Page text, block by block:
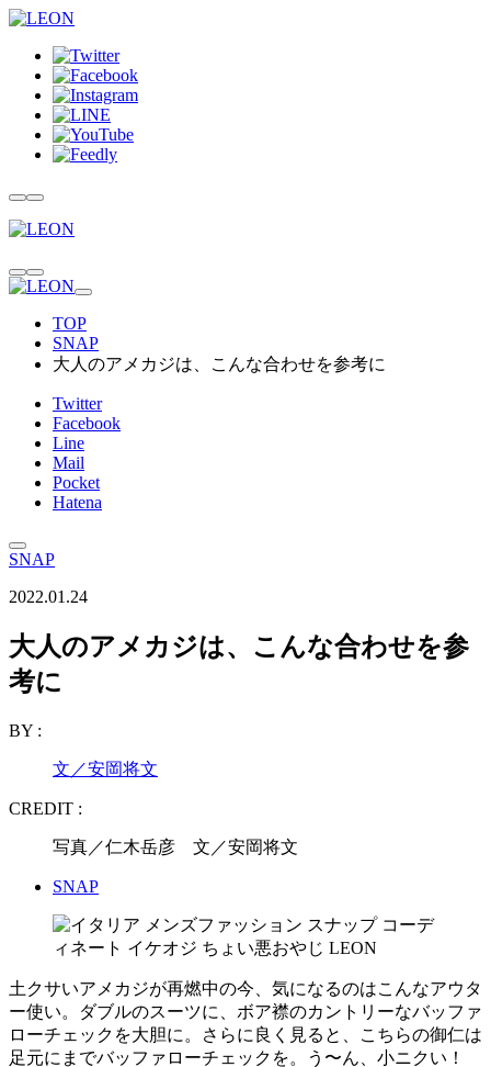
TOP
SNAP
大人のアメカジは、こんな合わせを参考に
Twitter
Facebook
Line
Mail
Pocket
Hatena
SNAP
2022.01.24
大人のアメカジは、こんな合わせを参
考に
BY :
文／安岡将文
CREDIT :
写真／仁木岳彦 文／安岡将文
SNAP
土クサいアメカジが再燃中の今、気になるのはこんなアウタ
ー使い。ダブルのスーツに、ボア襟のカントリーなバッファ
ローチェックを大胆に。さらに良く見ると、こちらの御仁は
足元にまでバッファローチェックを。う〜ん、小ニクい！